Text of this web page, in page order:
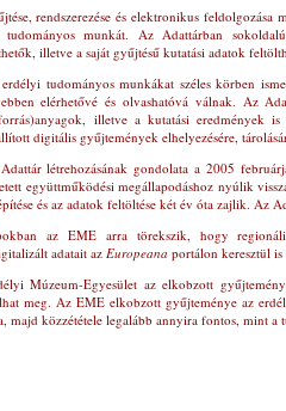
rendszerezése és elektronikus
munkát. Az Adattárban
illetve a saját gyűjtésű kutatási adatok
tudományos munkákat széles körben
elérhetővé és olvashatóvá válnak. Az
illetve a kutatási eredmények
digitális gyűjtemények elhelyezésére,
létrehozásának gondolata a 2005
együttműködési megállapodáshoz nyúlik
és az adatok feltöltése két év óta zajlik. Az
az EME arra törekszik, hogy
adatait azEuropeana portálon keresztül is
Múzeum-Egyesület az elkobzott
meg. Az EME elkobzott gyűjteménye az
majd közzététele legalább annyira fontos, mint a